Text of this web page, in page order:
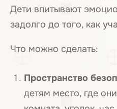
Дети впитывают
задолго до того, как
Что можно сделать:
Пространство
детям место, где